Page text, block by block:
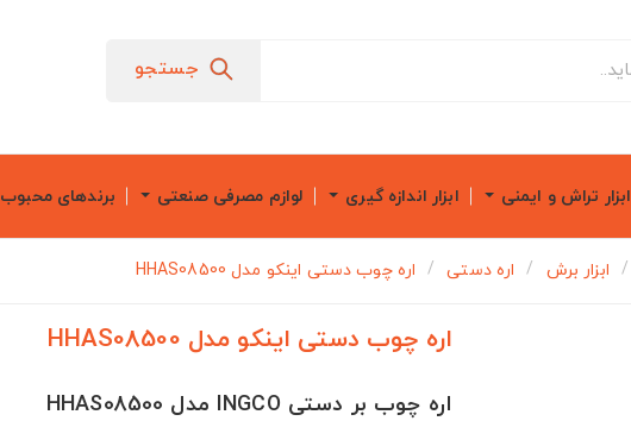
جستجو
ابزار تراش و ایمنی ابزار اندازه گیری لوازم مصرفی صنعتی برندهای محبوب
ابزار برش اره دستی اره چوب دستی اینکو مدل HHAS08500
اره چوب دستی اینکو مدل HHAS08500
اره چوب بر دستی INGCO مدل HHAS08500